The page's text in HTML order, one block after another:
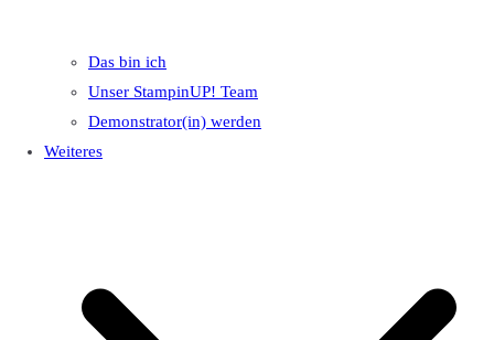
Das bin ich
Unser StampinUP! Team
Demonstrator(in) werden
Weiteres